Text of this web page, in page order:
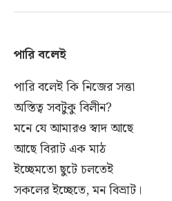
পারি বলেই
পারি বলেই কি নিজের সত্তা
অস্তিত্ব সবটুকু বিলীন?
মনে যে আমারও স্বাদ আছে
আছে বিরাট এক মাঠ
ইচ্ছেমতো ছুটে চলতেই
সকলের ইচ্ছেতে, মন বিভ্রাট।